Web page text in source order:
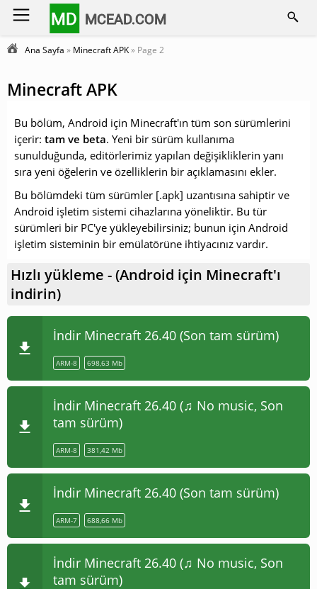
MD MCEAD.COM
Ana Sayfa » Minecraft APK» Page 2
Minecraft APK
Bu bölüm, Android için Minecraft'ın tüm son sürümlerini
içerir: tam ve beta. Yeni bir sürüm kullanıma
sunulduğunda, editörlerimiz yapılan değişikliklerin yanı
sıra yeni öğelerin ve özelliklerin bir açıklamasını ekler.
Bu bölümdeki tüm sürümler [.apk] uzantısına sahiptir ve
Android işletim sistemi cihazlarına yöneliktir. Bu tür
sürümleri bir PC'ye yükleyebilirsiniz; bunun için Android
işletim sisteminin bir emülatörüne ihtiyacınız vardır.
Hızlı yükleme - (Android için Minecraft'ı
indirin)
İndir Minecraft 26.40 (Son tam sürüm)
ARM-8 698,63 Mb
İndir Minecraft 26.40 (♫ No music, Son
tam sürüm)
ARM-8 381,42 Mb
İndir Minecraft 26.40 (Son tam sürüm)
ARM-7 688,66 Mb
İndir Minecraft 26.40 (♫ No music, Son
tam sürüm)